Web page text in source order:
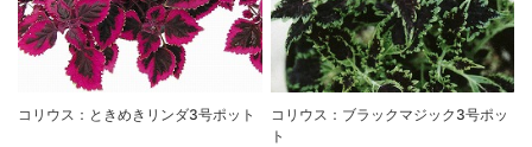
コリウス：ときめきリンダ3号ポット
コリウス：ブラックマジック3号ポッ
ト